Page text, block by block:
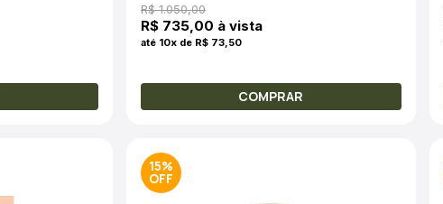
R$ 1.050,00
R$ 735,00 à vista
até 10x de R$ 73,50
COMPRAR
15%